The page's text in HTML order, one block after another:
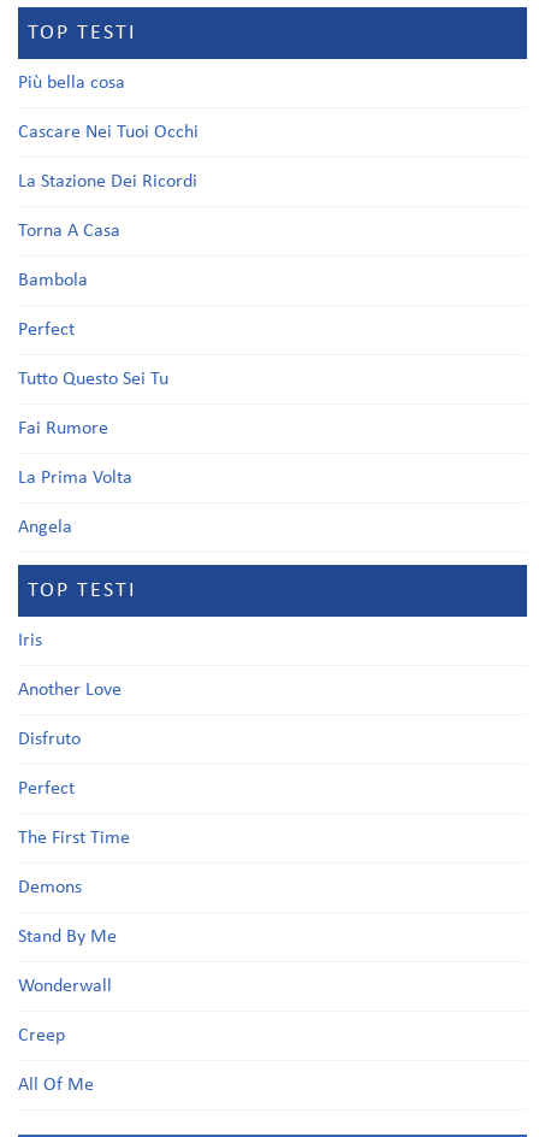
TOP TESTI
Più bella cosa
Cascare Nei Tuoi Occhi
La Stazione Dei Ricordi
Torna A Casa
Bambola
Perfect
Tutto Questo Sei Tu
Fai Rumore
La Prima Volta
Angela
TOP TESTI
Iris
Another Love
Disfruto
Perfect
The First Time
Demons
Stand By Me
Wonderwall
Creep
All Of Me